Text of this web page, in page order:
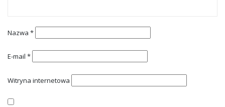
Nazwa *
E-mail *
Witryna internetowa